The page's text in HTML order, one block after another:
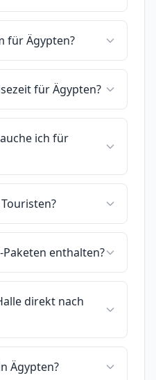
für Ägypten?
für Ägypten?
ich für
enthalten?
direkt nach
Ägypten?